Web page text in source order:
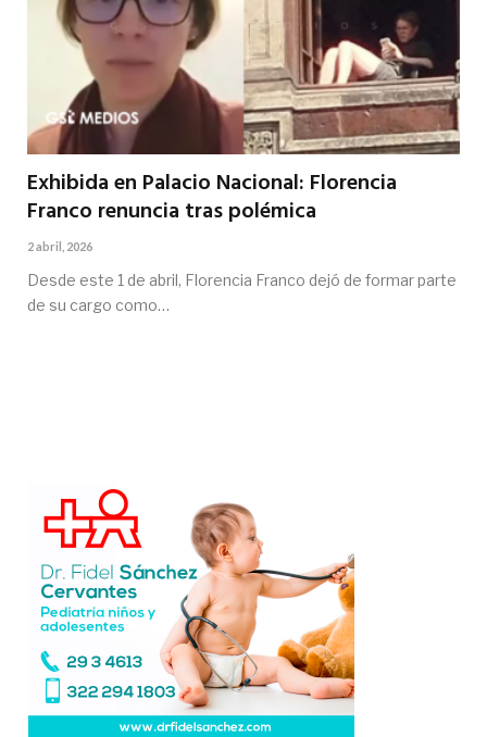
Exhibida en Palacio Nacional: Florencia
Franco renuncia tras polémica
2 abril, 2026
Desde este 1 de abril, Florencia Franco dejó de formar parte
de su cargo como…